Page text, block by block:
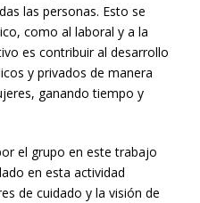
las personas. Esto se
como al laboral y a la
es contribuir al desarrollo
y privados de manera
ganando tiempo y
el grupo en este trabajo
en esta actividad
de cuidado y la visión de